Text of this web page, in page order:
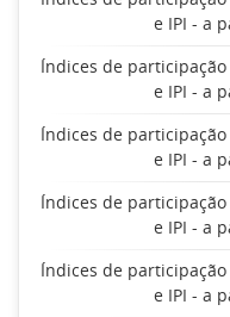
e IPI - a
Índices de
e IPI - a
Índices de
e IPI - a
Índices de
e IPI - a
Índices de
e IPI - a